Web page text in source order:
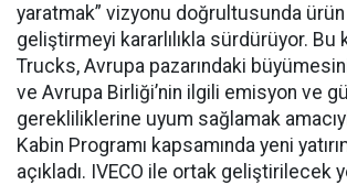
yaratmak” vizyonu doğrultusunda
geliştirmeyi kararlılıkla sürdürüyor. Bu
Trucks, Avrupa pazarındaki
ve Avrupa Birliği’nin ilgili emisyon ve
gerekliliklerine uyum sağlamak
Kabin Programı kapsamında yeni
açıkladı. IVECO ile ortak geliştirilecek